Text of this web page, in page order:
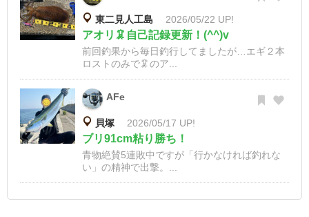
東二見人工島 2026/05/22 UP!
アオリ🦑自己記録更新！(^^)v
前回釣果から毎日釣行してましたが…エギ２本
ロストのみで🦑のア...
AFe
貝塚 2026/05/17 UP!
ブリ91cm粘り勝ち！
青物絶賛5連敗中ですが「行かなければ釣れな
い」の精神で出撃。...